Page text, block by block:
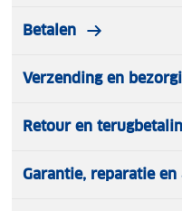
Betalen
Verzending en
Retour en
Garantie, reparatie